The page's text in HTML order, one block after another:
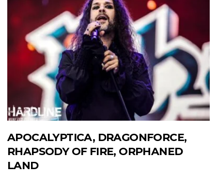
APOCALYPTICA, DRAGONFORCE,
RHAPSODY OF FIRE, ORPHANED
LAND